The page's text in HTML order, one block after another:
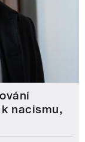
nacismu,